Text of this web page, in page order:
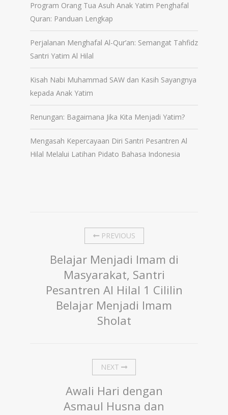
Program Orang Tua Asuh Anak Yatim Penghafal
Quran: Panduan Lengkap
Perjalanan Menghafal Al-Qur’an: Semangat Tahfidz
Santri Yatim Al Hilal
Kisah Nabi Muhammad SAW dan Kasih Sayangnya
kepada Anak Yatim
Renungan: Bagaimana Jika Kita Menjadi Yatim?
Mengasah Kepercayaan Diri Santri Pesantren Al
Hilal Melalui Latihan Pidato Bahasa Indonesia
PREVIOUS
Belajar Menjadi Imam di
Masyarakat, Santri
Pesantren Al Hilal 1 Cililin
Belajar Menjadi Imam
Sholat
NEXT
Awali Hari dengan
Asmaul Husna dan